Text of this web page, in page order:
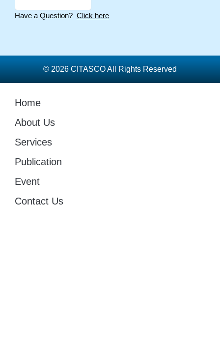
Have a Question? Click here
© 2026 CITASCO All Rights Reserved
Home
About Us
Services
Publication
Event
Contact Us